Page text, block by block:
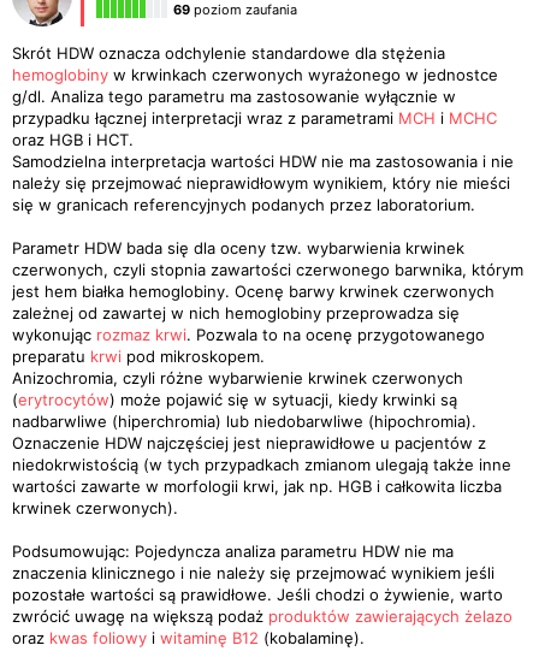
69 poziom zaufania
Skrót HDW oznacza odchylenie standardowe dla stężenia
hemoglobiny w krwinkach czerwonych wyrażonego w jednostce
g/dl. Analiza tego parametru ma zastosowanie wyłącznie w
przypadku łącznej interpretacji wraz z parametrami MCH i MCHC
oraz HGB i HCT.
Samodzielna interpretacja wartości HDW nie ma zastosowania i nie
należy się przejmować nieprawidłowym wynikiem, który nie mieści
się w granicach referencyjnych podanych przez laboratorium.
Parametr HDW bada się dla oceny tzw. wybarwienia krwinek
czerwonych, czyli stopnia zawartości czerwonego barwnika, którym
jest hem białka hemoglobiny. Ocenę barwy krwinek czerwonych
zależnej od zawartej w nich hemoglobiny przeprowadza się
wykonując rozmaz krwi. Pozwala to na ocenę przygotowanego
preparatu krwi pod mikroskopem.
Anizochromia, czyli różne wybarwienie krwinek czerwonych
(erytrocytów) może pojawić się w sytuacji, kiedy krwinki są
nadbarwliwe (hiperchromia) lub niedobarwliwe (hipochromia).
Oznaczenie HDW najczęściej jest nieprawidłowe u pacjentów z
niedokrwistością (w tych przypadkach zmianom ulegają także inne
wartości zawarte w morfologii krwi, jak np. HGB i całkowita liczba
krwinek czerwonych).
Podsumowując: Pojedyncza analiza parametru HDW nie ma
znaczenia klinicznego i nie należy się przejmować wynikiem jeśli
pozostałe wartości są prawidłowe. Jeśli chodzi o żywienie, warto
zwrócić uwagę na większą podaż produktów zawierających żelazo
oraz kwas foliowy i witaminę B12 (kobalaminę).